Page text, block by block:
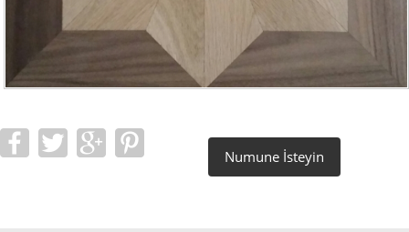
Numune İsteyin